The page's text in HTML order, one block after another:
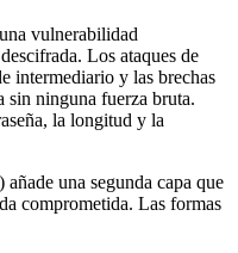
vulnerabilidad
Los ataques de
intermediario y las brechas
sin ninguna fuerza bruta.
la longitud y la
una segunda capa que
comprometida. Las formas